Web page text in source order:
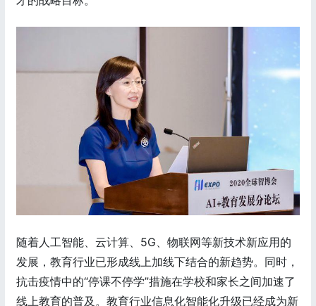
随着人工智能、云计算、5G、物联网等新技术新应用的
发展，教育行业已形成线上加线下结合的新趋势。同时，
抗击疫情中的“停课不停学”措施在学校和家长之间加速了
线上教育的普及。教育行业信息化智能化升级已经成为新